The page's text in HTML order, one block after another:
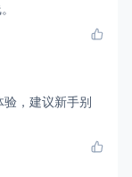
，建议新手别